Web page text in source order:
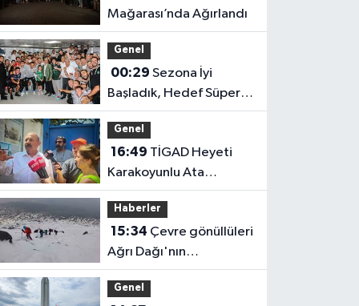
Mağarası’nda Ağırlandı
Genel
00:29
Başladık, Hedef Süper
Lig
Genel
16:49
Karakoyunlu Ata
Ocağı’nda: Tarih ve
Kültür Aynı Çatı Altında
Buluştu
Haberler
15:34
Ağrı Dağı'nın
zirvesinden doğa için
seslendi
Genel